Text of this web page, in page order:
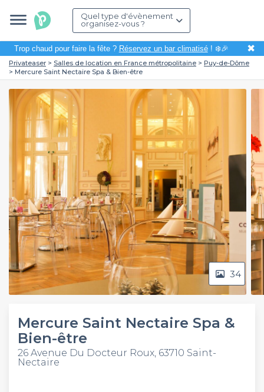
Quel type d'évènement
organisez-vous ?
Trop chaud pour faire la fête ? Réservez un bar climatisé! ❄️🎉 ✖
Privateaser Salles de location en France métropolitaine
Puy-de-Dôme
Mercure Saint Nectaire Spa & Bien-être
34
Mercure Saint Nectaire Spa &
Bien-être
26 Avenue Du Docteur Roux, 63710 Saint-
Nectaire